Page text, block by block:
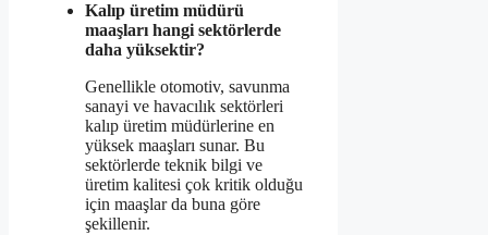
Kalıp üretim müdürü
maaşları hangi sektörlerde
daha yüksektir?
Genellikle otomotiv, savunma
sanayi ve havacılık sektörleri
kalıp üretim müdürlerine en
yüksek maaşları sunar. Bu
sektörlerde teknik bilgi ve
üretim kalitesi çok kritik olduğu
için maaşlar da buna göre
şekillenir.